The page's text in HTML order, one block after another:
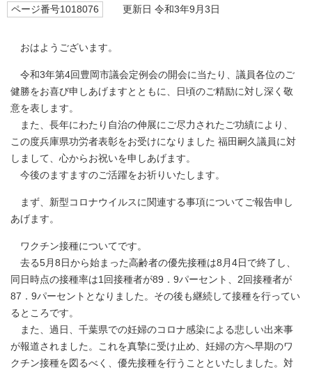
ページ番号1018076 更新日 令和3年9月3日
おはようございます。
令和3年第4回豊岡市議会定例会の開会に当たり、議員各位のご
健勝をお喜び申しあげますとともに、日頃のご精励に対し深く敬
意を表します。
また、長年にわたり自治の伸展にご尽力されたご功績により、
この度兵庫県功労者表彰をお受けになりました 福田嗣久議員に対
しまして、心からお祝いを申しあげます。
今後のますますのご活躍をお祈りいたします。
まず、新型コロナウイルスに関連する事項についてご報告申し
あげます。
ワクチン接種についてです。
去る5月8日から始まった高齢者の優先接種は8月4日で終了し、
同日時点の接種率は1回接種者が89．9パーセント、2回接種者が
87．9パーセントとなりました。その後も継続して接種を行ってい
るところです。
また、過日、千葉県での妊婦のコロナ感染による悲しい出来事
が報道されました。これを真摯に受け止め、妊婦の方へ早期のワ
クチン接種を図るべく、優先接種を行うことといたしました。対